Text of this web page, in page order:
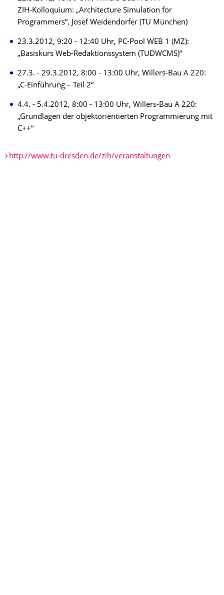
ZIH-Kolloquium: „Architecture Simulation for
Programmers“, Josef Weidendorfer (TU München)
23.3.2012, 9:20 - 12:40 Uhr, PC-Pool WEB 1 (MZ):
„Basiskurs Web-Redaktionssystem (TUDWCMS)“
27.3. - 29.3.2012, 8:00 - 13:00 Uhr, Willers-Bau A 220:
„C-Einführung – Teil 2“
4.4. - 5.4.2012, 8:00 - 13:00 Uhr, Willers-Bau A 220:
„Grundlagen der objektorientierten Programmierung mit
C++“
http://www.tu-dresden.de/zih/veranstaltungen